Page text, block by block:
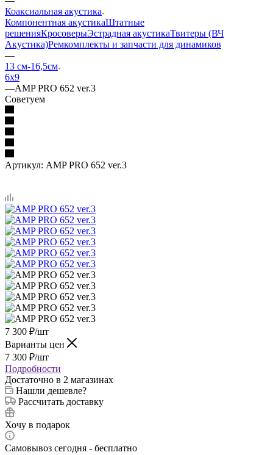
Коаксиальная акустика
Компонентная акустикаШтатные
решенияКросоверыЭстрадная акустикаТвитеры (ВЧ
Акустика)Ремкомплекты и запчасти для динамиков
—
13 см-16,5см
6х9
—AMP PRO 652 ver.3
Советуем
Артикул: AMP PRO 652 ver.3
7 300 ₽/шт
Варианты цен
7 300 ₽/шт
Подробности
Достаточно в 2 магазинах
Нашли дешевле?
Рассчитать доставку
Хочу в подарок
Самовывоз сегодня - бесплатно